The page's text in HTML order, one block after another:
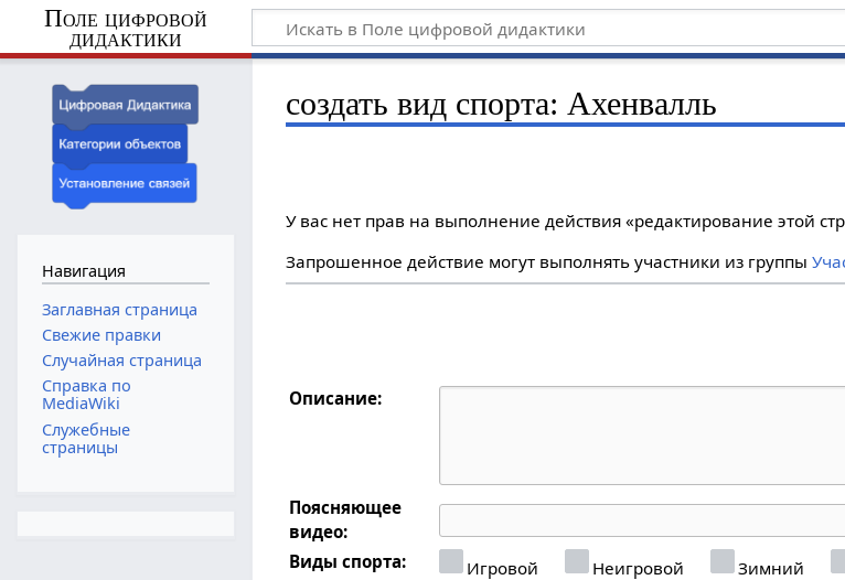
Поле цифровой
дидактики
создать вид спорта: Ахенвалль
У вас нет прав на выполнение действия «редактирование этой
Запрошенное действие могут выполнять участники из группы
Описание:
Поясняющее
видео:
Виды спорта:
Игровой Неигровой Зимний
Навигация
Заглавная страница
Свежие правки
Случайная страница
Справка по
MediaWiki
Служебные
страницы